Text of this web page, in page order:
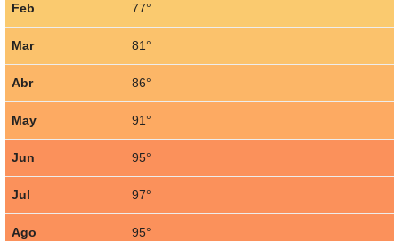
Feb 77°
Mar 81°
Abr 86°
May 91°
Jun 95°
Jul 97°
Ago 95°